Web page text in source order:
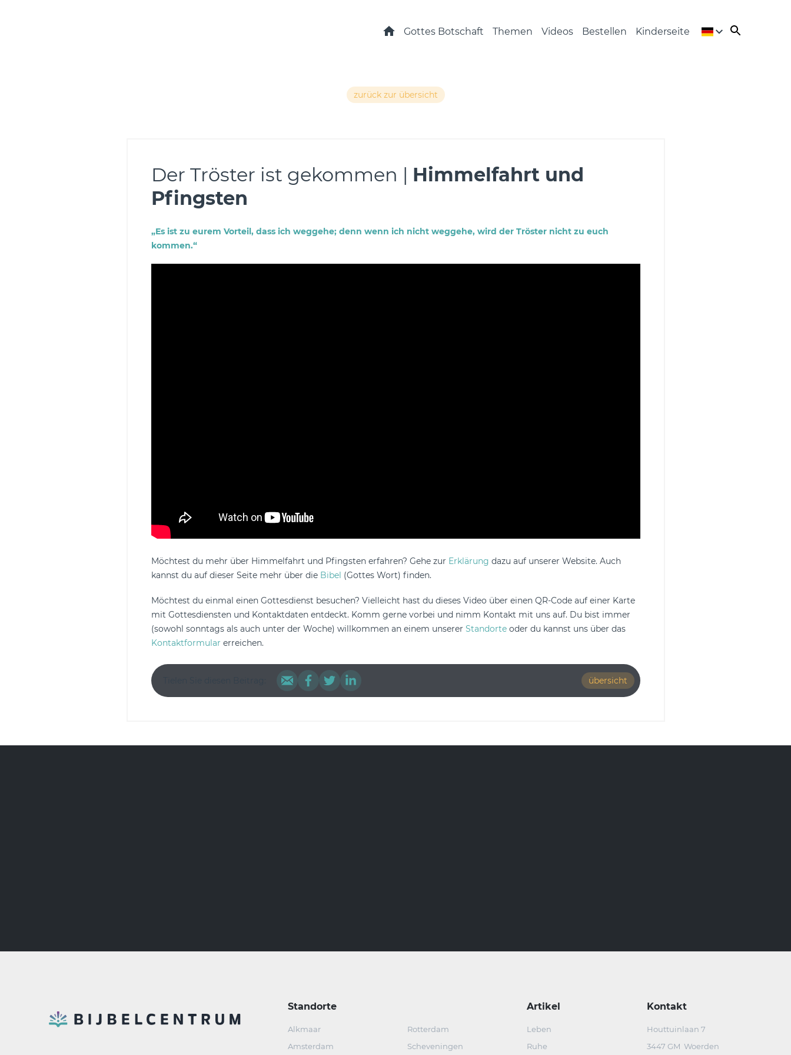
Startseite
Gottes Botschaft Themen Videos Bestellen Kinderseite
zurück zur übersicht
Der Tröster ist gekommen | Himmelfahrt und
Pfingsten
„Es ist zu eurem Vorteil, dass ich weggehe; denn wenn ich nicht weggehe, wird der Tröster nicht zu euch
kommen.“
Möchtest du mehr über Himmelfahrt und Pfingsten erfahren? Gehe zur Erklärung dazu auf unserer Website. Auch
kannst du auf dieser Seite mehr über die Bibel (Gottes Wort) finden.
Möchtest du einmal einen Gottesdienst besuchen? Vielleicht hast du dieses Video über einen QR-Code auf einer Karte
mit Gottesdiensten und Kontaktdaten entdeckt. Komm gerne vorbei und nimm Kontakt mit uns auf. Du bist immer
(sowohl sonntags als auch unter der Woche) willkommen an einem unserer Standorteoder du kannst uns über das
Kontaktformular erreichen.
übersicht
Standorte
Alkmaar
Amsterdam
Rotterdam
Scheveningen
Artikel
Leben
Ruhe
Kontakt
Houttuinlaan 7
3447 GM Woerden